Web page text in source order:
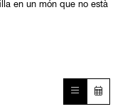
en un món que no està